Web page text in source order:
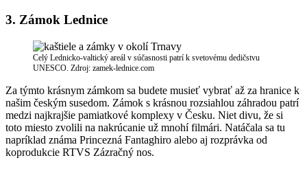
3. Zámok Lednice
Celý Lednicko-valtický areál v súčasnosti patrí k svetovému dedičstvu
UNESCO. Zdroj: zamek-lednice.com
Za týmto krásnym zámkom sa budete musieť vybrať až za hranice k
našim českým susedom. Zámok s krásnou rozsiahlou záhradou patrí
medzi najkrajšie pamiatkové komplexy v Česku. Niet divu, že si
toto miesto zvolili na nakrúcanie už mnohí filmári. Natáčala sa tu
napríklad známa Princezná Fantaghiro alebo aj rozprávka od
koprodukcie RTVS Zázračný nos.